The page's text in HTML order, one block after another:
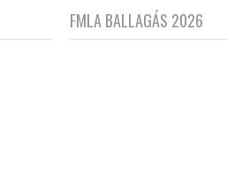
FMLA BALLAGÁS 2026